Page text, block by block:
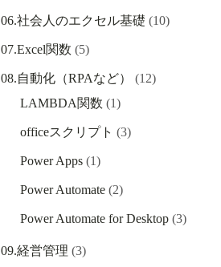
06.社会人のエクセル基礎 (10)
07.Excel関数 (5)
08.自動化（RPAなど）
(12)
LAMBDA関数 (1)
officeスクリプト (3)
Power Apps (1)
Power Automate (2)
Power Automate for Desktop (3)
09.経営管理 (3)